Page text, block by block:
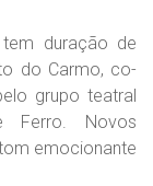
tem duração de
do Carmo, co-
grupo teatral
Ferro. Novos
emocionante